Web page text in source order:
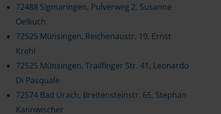
72488 Sigmaringen, Pulverweg 2, Susanne
Oelkuch
72525 Münsingen, Reichenaustr. 19, Ernst
Krehl
72525 Münsingen, Trailfinger Str. 41, Leonardo
Di Pasquale
72574 Bad Urach, Breitensteinstr. 65, Stephan
Kannwischer